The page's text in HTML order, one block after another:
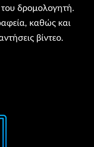
δρομολογητή.
καθώς και
βίντεο.